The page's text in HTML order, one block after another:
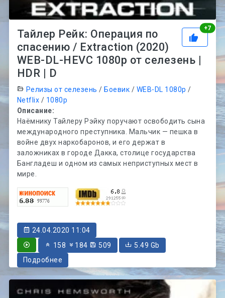
+7
Тайлер Рейк: Операция по
спасению / Extraction (2020)
WEB-DL-HEVC 1080p от селезень |
HDR | D
Релизы от селезень / Боевик / WEB-DL 1080p /
Netflix / 1080p
Описание:
Наёмнику Тайлеру Рэйку поручают освободить сына
международного преступника. Мальчик — пешка в
войне двух наркобаронов, и его держат в
заложниках в городе Дакка, столице государства
Бангладеш и одном из самых неприступных мест в
мире.
24.04.2020 11:04
158
184 509
5.49 Gb
Подробнее